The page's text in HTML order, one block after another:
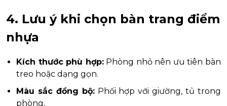
4. Lưu ý khi chọn bàn trang điểm
nhựa
Kích thước phù hợp:Phòng nhỏ nên ưu tiên bàn
treo hoặc dạng gọn.
Màu sắc đồng bộ:Phối hợp với giường, tủ trong
phòng.